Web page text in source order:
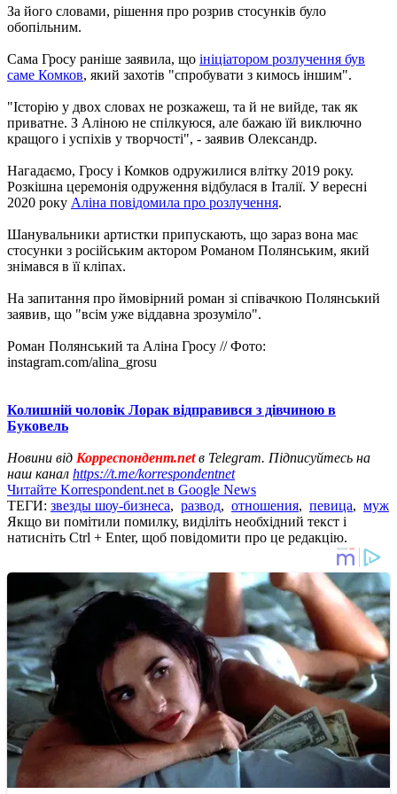
За його словами, рішення про розрив стосунків було
обопільним.
Сама Гросу раніше заявила, що ініціатором розлучення був
саме Комков, який захотів "спробувати з кимось іншим".
"Історію у двох словах не розкажеш, та й не вийде, так як
приватне. З Аліною не спілкуюся, але бажаю їй виключно
кращого і успіхів у творчості", - заявив Олександр.
Нагадаємо, Гросу і Комков одружилися влітку 2019 року.
Розкішна церемонія одруження відбулася в Італії. У вересні
2020 року Аліна повідомила про розлучення.
Шанувальники артистки припускають, що зараз вона має
стосунки з російським актором Романом Полянським, який
знімався в її кліпах.
На запитання про ймовірний роман зі співачкою Полянський
заявив, що "всім уже віддавна зрозуміло".
Роман Полянський та Аліна Гросу // Фото:
instagram.com/alina_grosu
Колишній чоловік Лорак відправився з дівчиною в
Буковель
Новини від Корреспондент.netв Telegram. Підписуйтесь на
наш канал https://t.me/korrespondentnet
Читайте Korrespondent.net в Google News
ТЕГИ: звезды шоу-бизнеса, развод, отношения, певица, муж
Якщо ви помітили помилку, виділіть необхідний текст і
натисніть Ctrl + Enter, щоб повідомити про це редакцію.